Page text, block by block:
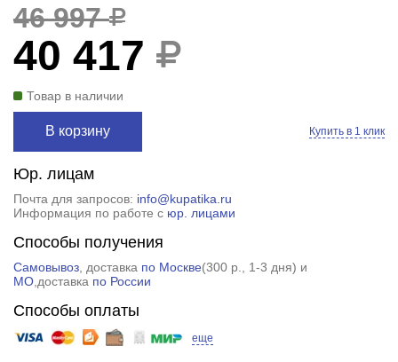
46 997
40 417
Товар в наличии
В корзину Купить в 1 клик
Юр. лицам
Почта для запросов: info@kupatika.ru
Информация по работе с юр. лицами
Способы получения
Самовывоз, доставка по Москве(300 р.
, 1-3 дня) и
МО,доставка по России
Способы оплаты
еще